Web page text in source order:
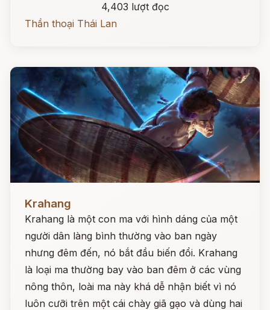
4,403 lượt đọc
Thần thoại Thái Lan
Krahang
Krahang là một con ma với hình dáng của một
người dân làng bình thường vào ban ngày
nhưng đêm đến, nó bắt đầu biến đổi. Krahang
là loại ma thường bay vào ban đêm ở các vùng
nông thôn, loài ma này khá dễ nhận biết vì nó
luôn cưỡi trên một cái chày giã gạo và dùng hai